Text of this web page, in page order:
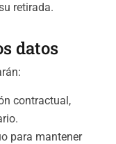
retirada.
datos
contractual,
para mantener